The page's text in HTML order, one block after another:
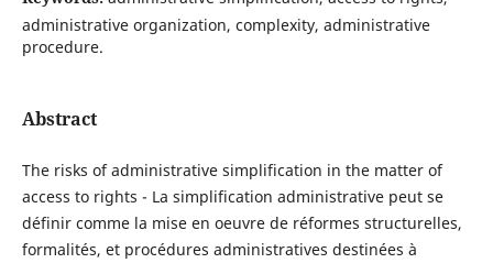
administrative organization, complexity, administrative
procedure.
Abstract
The risks of administrative simplification in the matter of
access to rights - La simplification administrative peut se
définir comme la mise en oeuvre de réformes structurelles,
formalités, et procédures administratives destinées à